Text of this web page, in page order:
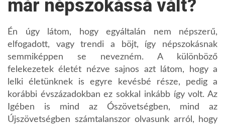
már népszokássá vált?
Én úgy látom, hogy egyáltalán nem népszerű,
elfogadott, vagy trendi a böjt, így népszokásnak
semmiképpen se nevezném. A különböző
felekezetek életét nézve sajnos azt látom, hogy a
lelki életünknek is egyre kevésbé része, pedig a
korábbi évszázadokban ez sokkal inkább így volt. Az
Igében is mind az Ószövetségben, mind az
Újszövetségben számtalanszor olvasunk arról, hogy